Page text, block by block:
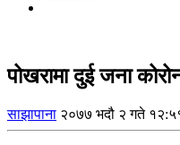
पोखरामा दुई जना
साझापाना २०७७ भदौ २ गते